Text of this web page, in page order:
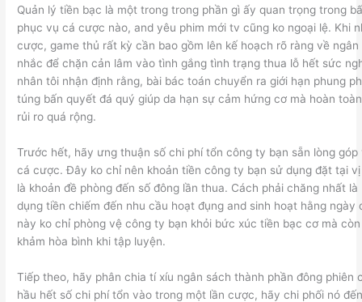
Quản lý tiền bạc là một trong trong phần gì ấy quan trọng trong
phục vụ cá cược nào, and yêu phim mới tv cũng ko ngoại lệ. Khi
cược, game thủ rất kỳ cần bao gồm lên kế hoạch rõ ràng về
nhắc để chặn cản lâm vào tình gắng tình trạng thua lỗ hết sức
nhân tôi nhận định rằng, bài bác toán chuyển ra giới hạn phung
túng bấn quyết đá quý giúp da hạn sự cảm hứng cơ mà hoàn
rủi ro quá rộng.
Trước hết, hãy ưng thuận số chi phí tổn công ty bạn sẵn lòng
cá cược. Đây ko chỉ nên khoản tiền công ty bạn sử dụng đặt tại
là khoản đề phòng đến số đông lần thua. Cách phải chăng nhất là
dụng tiền chiếm đến nhu cầu hoạt đụng and sinh hoạt hằng ngày
này ko chỉ phòng vệ công ty bạn khỏi bức xúc tiền bạc cơ mà
khảm hòa bình khi tập luyện.
Tiếp theo, hãy phân chia tí xíu ngân sách thành phần đông phiên
hầu hết số chi phí tổn vào trong một lần cược, hãy chi phối nó